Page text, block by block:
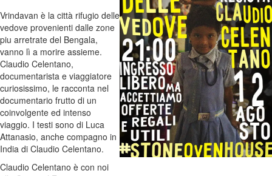
Vrindavan è la città rifugio delle
vedove provenienti dalle zone
piu arretrate del Bengala,
vanno lì a morire assieme.
Claudio Celentano,
documentarista e viaggiatore
curiosissimo, le racconta nel
documentario frutto di un
coinvolgente ed intenso
viaggio. I testi sono di Luca
Attanasio, anche compagno in
India di Claudio Celentano.
Claudio Celentano è con noi